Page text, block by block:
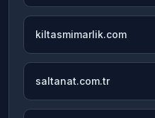
kiltasmimarlik.com
saltanat.com.tr